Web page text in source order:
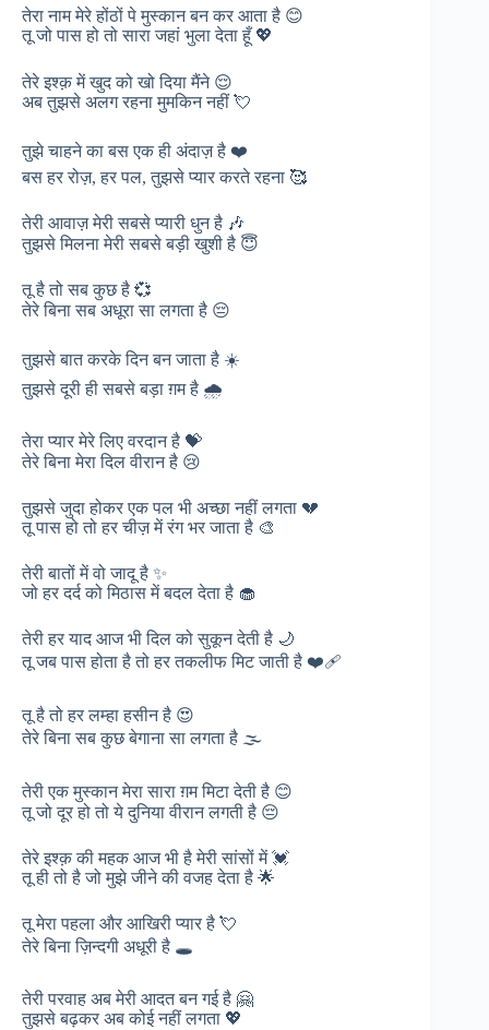
तेरा नाम मेरे होंठों पे मुस्कान बन कर आता है 😊
तू जो पास हो तो सारा जहां भुला देता हूँ 💖
तेरे इश्क़ में खुद को खो दिया मैंने 😌
अब तुझसे अलग रहना मुमकिन नहीं 💘
तुझे चाहने का बस एक ही अंदाज़ है ❤️
बस हर रोज़, हर पल, तुझसे प्यार करते रहना 🥰
तेरी आवाज़ मेरी सबसे प्यारी धुन है 🎶
तुझसे मिलना मेरी सबसे बड़ी खुशी है 😇
तू है तो सब कुछ है 💞
तेरे बिना सब अधूरा सा लगता है 😔
तुझसे बात करके दिन बन जाता है ☀️
तुझसे दूरी ही सबसे बड़ा ग़म है 🌧️
तेरा प्यार मेरे लिए वरदान है 💝
तेरे बिना मेरा दिल वीरान है 😢
तुझसे जुदा होकर एक पल भी अच्छा नहीं लगता 💔
तू पास हो तो हर चीज़ में रंग भर जाता है 🎨
तेरी बातों में वो जादू है ✨
जो हर दर्द को मिठास में बदल देता है 🧁
तेरी हर याद आज भी दिल को सुकून देती है 🌙
तू जब पास होता है तो हर तकलीफ मिट जाती है ❤️‍🩹
तू है तो हर लम्हा हसीन है 😍
तेरे बिना सब कुछ बेगाना सा लगता है 🌫️
तेरी एक मुस्कान मेरा सारा ग़म मिटा देती है 😊
तू जो दूर हो तो ये दुनिया वीरान लगती है 😔
तेरे इश्क़ की महक आज भी है मेरी सांसों में 💓
तू ही तो है जो मुझे जीने की वजह देता है 🌟
तू मेरा पहला और आखिरी प्यार है 💘
तेरे बिना ज़िन्दगी अधूरी है 🕳️
तेरी परवाह अब मेरी आदत बन गई है 🤗
तुझसे बढ़कर अब कोई नहीं लगता 💖